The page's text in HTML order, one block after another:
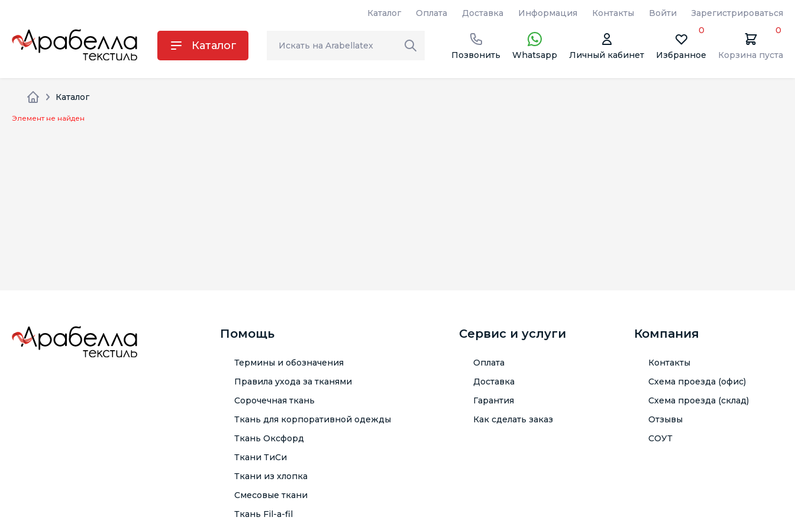
Каталог Оплата Доставка Информация Контакты Войти Зарегистрироваться
Каталог
Позвонить Whatsapp Личный кабинет Избранное
0
Корзина пуста
0
Каталог
Элемент не найден
Помощь
Термины и обозначения
Правила ухода за тканями
Сорочечная ткань
Ткань для корпоративной одежды
Ткань Оксфорд
Ткани ТиСи
Ткани из хлопка
Смесовые ткани
Ткань Fil-a-fil
Сервис и услуги
Оплата
Доставка
Гарантия
Как сделать заказ
Компания
Контакты
Схема проезда (офис)
Схема проезда (склад)
Отзывы
СОУТ